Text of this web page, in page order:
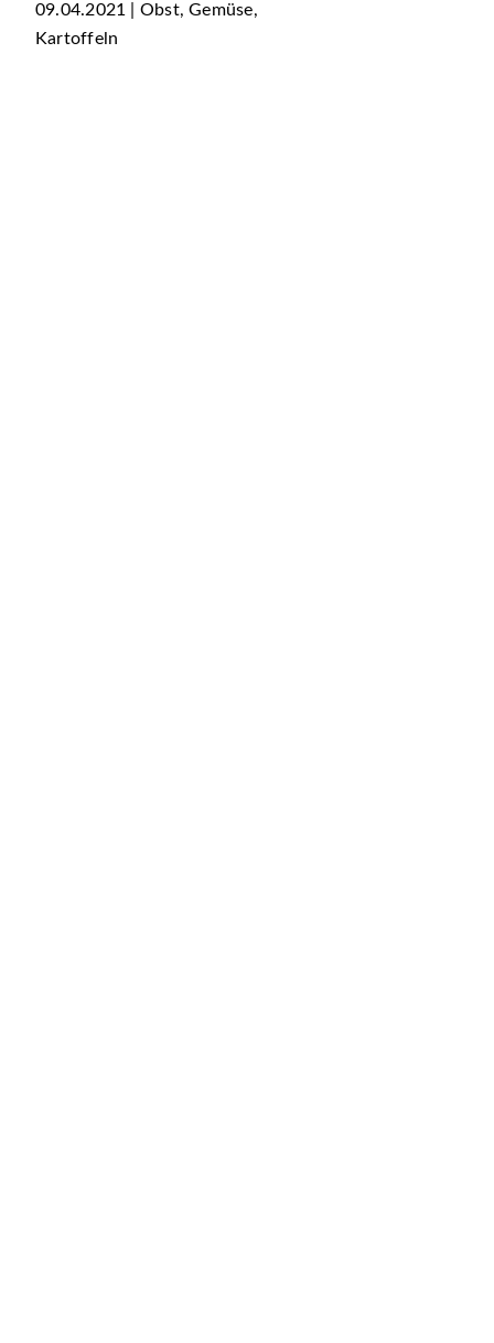
09.04.2021 | Obst, Gemüse,
Kartoffeln